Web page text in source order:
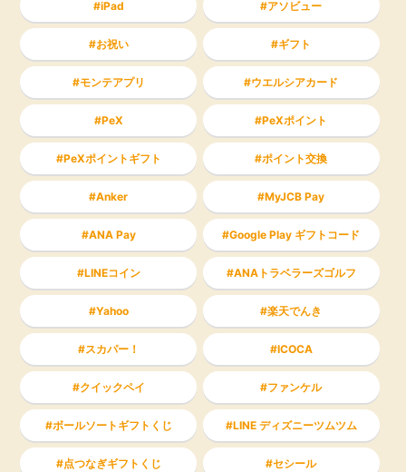
iPad アソビュー
お祝い ギフト
モンテアプリ ウエルシアカード
PeX PeXポイント
PeXポイントギフト ポイント交換
Anker MyJCB Pay
ANA Pay Google Play ギフトコード
LINEコイン ANAトラベラーズゴルフ
Yahoo 楽天でんき
スカパー！ ICOCA
クイックペイ ファンケル
ボールソートギフトくじ LINE ディズニーツムツム
点つなぎギフトくじ セシール